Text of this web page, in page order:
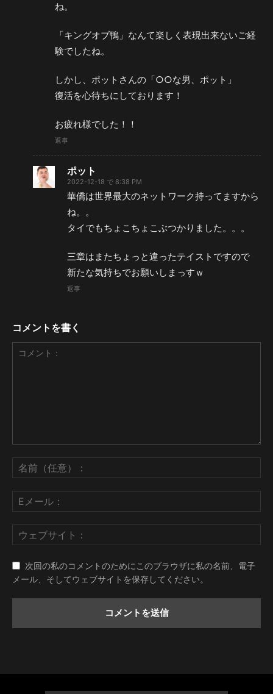
ね。
「キングオブ鴨」なんて楽しく表現出来ないご経
験でしたね。
しかし、ポットさんの「○○な男、ポット」
復活を心待ちにしております！
お疲れ様でした！！
返事
ポット
2022-12-18 で 8:38 PM
華僑は世界最大のネットワーク持ってますから
ね。。
タイでもちょこちょこぶつかりました。。。
三章はまたちょっと違ったテイストですので
新たな気持ちでお願いしまっすｗ
返事
コメントを書く
次回の私のコメントのためにこのブラウザに私の名前、電子
メール、そしてウェブサイトを保存してください。